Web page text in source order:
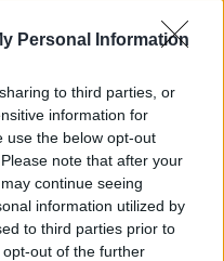
Personal Information
to third parties, or
information for
use the below opt-out
note that after your
continue seeing
information utilized by
to third parties prior to
out of the further
il francese
addirittura un
Giuseppe Conte-
telling di Rocco
faceva. In politica
raccontando una
e facendola